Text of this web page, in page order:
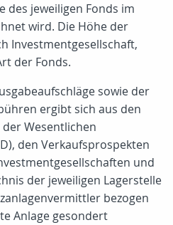
des jeweiligen Fonds im
wird. Die Höhe der
Investmentgesellschaft,
der Fonds.
sowie der
ergibt sich aus den
Wesentlichen
den Verkaufsprospekten
und
der jeweiligen Lagerstelle
bezogen
Anlage gesondert